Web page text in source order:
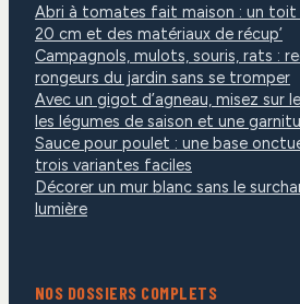
Abri à tomates fait maison : un toit
20 cm et des matériaux de récup’
Campagnols, mulots, souris, rats :
rongeurs du jardin sans se tromper
Avec un gigot d’agneau, misez sur
les légumes de saison et une
Sauce pour poulet : une base
trois variantes faciles
Décorer un mur blanc sans le
lumière
NOS DOSSIERS COMPLETS